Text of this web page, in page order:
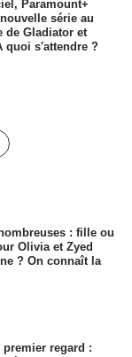
Paramount+
série au
de Gladiator et
quoi s'attendre ?
: fille ou
Olivia et Zyed
? On connaît la
premier regard :